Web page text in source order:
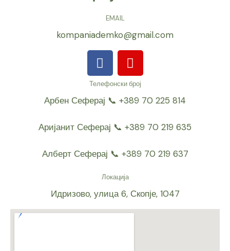
EMAIL
kompaniademko@gmail.com
F
a
c
e
b
o
I
n
s
t
a
g
r
m
Телефонски број
Арбен Сеферај 📞 +389 70 225 814
Аријанит Сеферај 📞 +389 70 219 635
Алберт Сеферај 📞 +389 70 219 637
Локација
Идризово, улица 6, Скопје, 1047